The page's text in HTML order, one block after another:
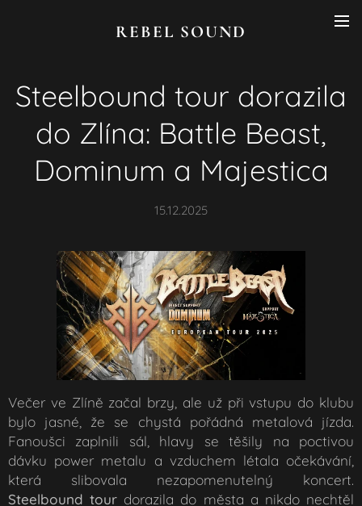
REBEL SOUND
Steelbound tour dorazila
do Zlína: Battle Beast,
Dominum a Majestica
15.12.2025
Večer ve Zlíně začal brzy, ale už při vstupu do klubu
bylo jasné, že se chystá pořádná metalová jízda.
Fanoušci zaplnili sál, hlavy se těšily na poctivou
dávku power metalu a vzduchem létala očekávání,
která slibovala nezapomenutelný koncert.
Steelbound tour dorazila do města a nikdo nechtěl